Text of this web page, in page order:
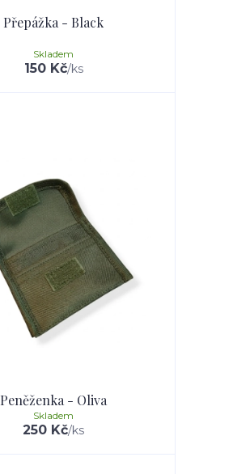
Přepážka - Black
150 Kč/ks
Skladem
Peněženka - Oliva
250 Kč/ks
Skladem